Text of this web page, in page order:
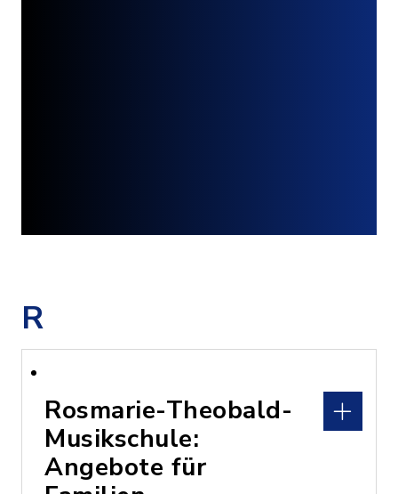
R
Rosmarie-Theobald-
Musikschule:
Angebote für